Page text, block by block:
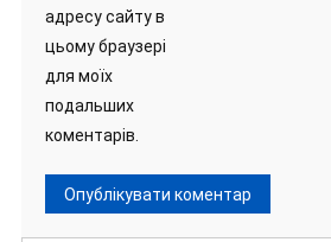
адресу сайту в
цьому браузері
для моїх
подальших
коментарів.